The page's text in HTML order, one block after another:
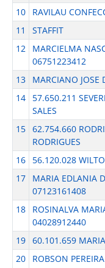
10
RAVILAU
11
STAFFIT
12
MARCIELMA
06751223412
13 MARCIANO JOSE
14
57.650.211
SALES
15 62.754.660
RODRIGUES
16 56.120.028
17
MARIA EDLANIA
07123161408
18
ROSINALVA
04028912440
19 60.101.659
20
ROBSON